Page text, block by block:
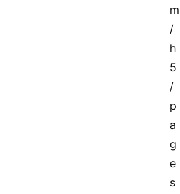
m
/
h
5
/
p
a
g
e
s